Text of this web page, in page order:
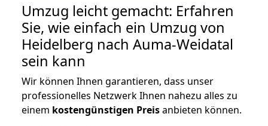
Umzug leicht gemacht: Erfahren
Sie, wie einfach ein Umzug von
Heidelberg nach Auma-Weidatal
sein kann
Wir können Ihnen garantieren, dass unser
professionelles Netzwerk Ihnen nahezu alles zu
einem kostengünstigen Preisanbieten können.